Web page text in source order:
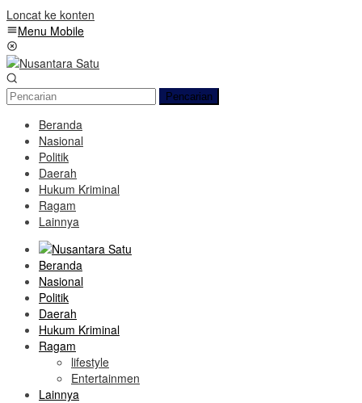
Loncat ke konten
Menu Mobile
Pencarian
Beranda
Nasional
Politik
Daerah
Hukum Kriminal
Ragam
Lainnya
Beranda
Nasional
Politik
Daerah
Hukum Kriminal
Ragam
lifestyle
Entertainmen
Lainnya